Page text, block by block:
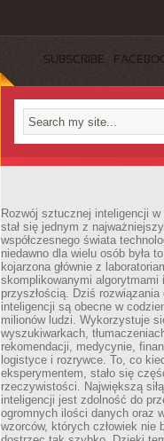
SUBSCRIBE
Rozwój sztucznej inteligencji
stał się jednym z
współczesnego świata
niedawno dla wielu osób była
kojarzona głównie z
skomplikowanymi algorytmami i
przyszłością. Dziś
inteligencji są obecne w
milionów ludzi. Wykorzystuje
wyszukiwarkach,
rekomendacji, medycynie,
logistyce i rozrywce. To, co
eksperymentem, stało się
rzeczywistości. Największą
inteligencji jest zdolność do
ogromnych ilości danych oraz
wzorców, których człowiek nie